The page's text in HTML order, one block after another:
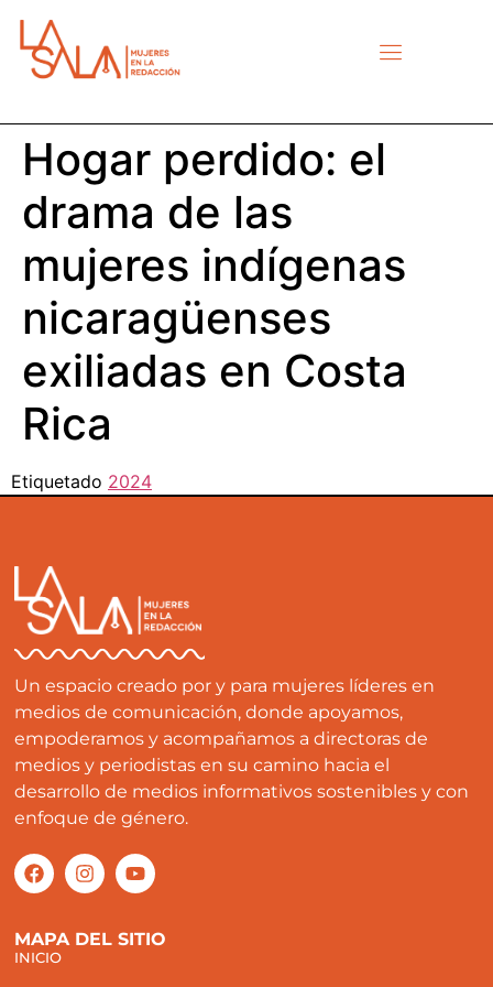
Hogar perdido: el
drama de las
mujeres indígenas
nicaragüenses
exiliadas en Costa
Rica
Etiquetado 2024
Un espacio creado por y para mujeres líderes en
medios de comunicación, donde apoyamos,
empoderamos y acompañamos a directoras de
medios y periodistas en su camino hacia el
desarrollo de medios informativos sostenibles y con
enfoque de género.
MAPA DEL SITIO
INICIO